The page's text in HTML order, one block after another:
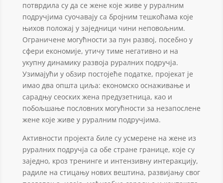
потврдила су да се жене које живе у руралним
подручјима суочавају са бројним тешкоћама које
њихов положај у заједници чини неповољним.
Ограничене могућности за пун развој, посебно у
сфери економије, утичу тиме негативно и на
укупну динамику развоја руралних подручја.
Узимајући у обзир постојеће податке, пројекат је
имао два општа циља: економско оснаживање и
сарадњу сеоских жена предузетница, као и
побољшање пословних могућности за незапослене
жене које живе у руралним подручјима.
Активности пројекта биле су усмерене на жене из
руралних подручја са обе стране границе, које су
заједно, кроз тренинге и интензивну интеракцију,
радиле на стицању нових вештина, развијању свог